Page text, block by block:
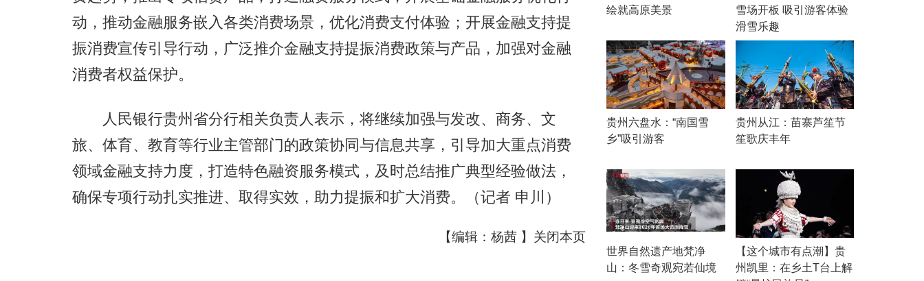
动，推动金融服务嵌入各类消费场景，优化消费支付体验；开展金融支持提
振消费宣传引导行动，广泛推介金融支持提振消费政策与产品，加强对金融
消费者权益保护。
人民银行贵州省分行相关负责人表示，将继续加强与发改、商务、文
旅、体育、教育等行业主管部门的政策协同与信息共享，引导加大重点消费
领域金融支持力度，打造特色融资服务模式，及时总结推广典型经验做法，
确保专项行动扎实推进、取得实效，助力提振和扩大消费。（记者 申川）
【编辑：杨茜 】 关闭本页
绘就高原美景
雪场开板 吸引游客体验
滑雪乐趣
贵州六盘水：“南国雪
乡”吸引游客
贵州从江：苗寨芦笙节
笙歌庆丰年
世界自然遗产地梵净
山：冬雪奇观宛若仙境
【这个城市有点潮】贵
州凯里：在乡土T台上解